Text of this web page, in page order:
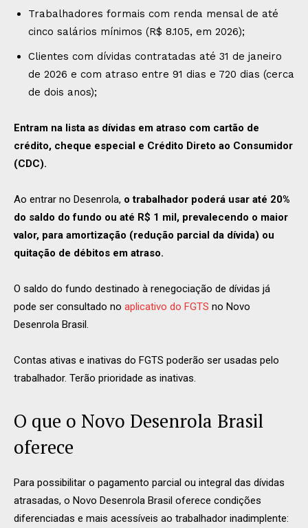
Trabalhadores formais com renda mensal de até
cinco salários mínimos (R$ 8.105, em 2026);
Clientes com dívidas contratadas até 31 de janeiro
de 2026 e com atraso entre 91 dias e 720 dias (cerca
de dois anos);
Entram na lista as dívidas em atraso com cartão de
crédito, cheque especial e Crédito Direto ao Consumidor
(CDC).
Ao entrar no Desenrola, o trabalhador poderá usar até 20%
do saldo do fundo ou até R$ 1 mil, prevalecendo o maior
valor, para amortização (redução parcial da dívida) ou
quitação de débitos em atraso.
O saldo do fundo destinado à renegociação de dívidas já
pode ser consultado no aplicativo do FGTS no Novo
Desenrola Brasil.
Contas ativas e inativas do FGTS poderão ser usadas pelo
trabalhador. Terão prioridade as inativas.
O que o Novo Desenrola Brasil
oferece
Para possibilitar o pagamento parcial ou integral das dívidas
atrasadas, o Novo Desenrola Brasil oferece condições
diferenciadas e mais acessíveis ao trabalhador inadimplente: